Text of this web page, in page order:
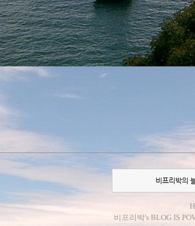
비프리박의
비프리박's BLOG IS